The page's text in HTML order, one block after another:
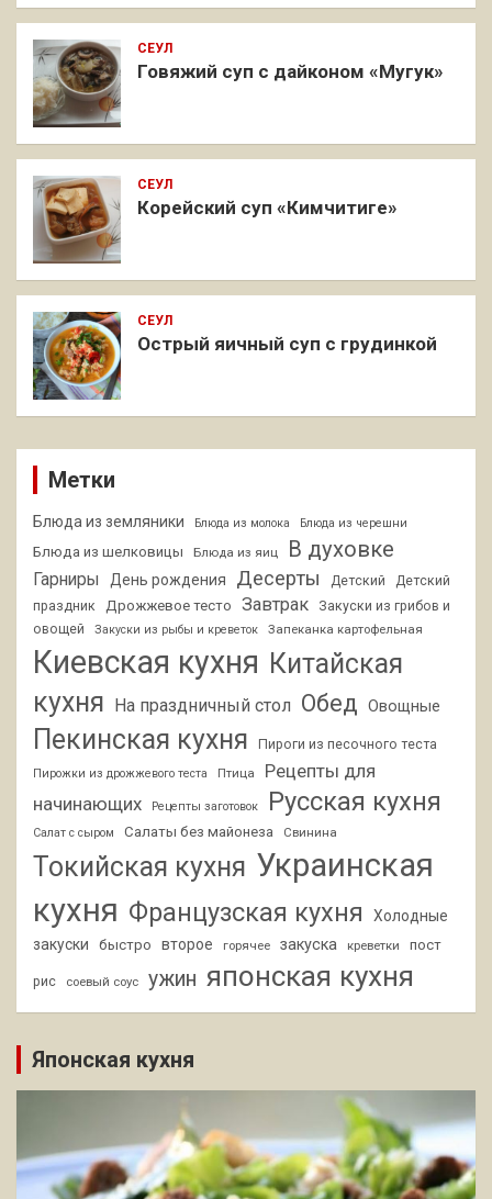
СЕУЛ
Говяжий суп с дайконом «Мугук»
СЕУЛ
Корейский суп «Кимчитиге»
СЕУЛ
Острый яичный суп с грудинкой
Метки
Блюда из земляники Блюда из молока Блюда из черешни
Блюда из шелковицы Блюда из яиц В духовке
Гарниры День рождения Десерты Детский
Детский
праздник
Дрожжевое тесто Завтрак
Закуски из грибов и
овощей
Закуски из рыбы и креветок Запеканка картофельная
Киевская кухня Китайская
кухня На праздничный стол Обед Овощные
Пекинская кухня Пироги из песочного теста
Пирожки из дрожжевого теста Птица
Рецепты для
начинающих
Рецепты заготовок Русская кухня
Салат с сыром Салаты без майонеза Свинина
Токийская кухня Украинская
кухня Французская кухня
Холодные
закуски
быстро второе горячее закуска креветки пост
рис соевый соус ужин японская кухня
Японская кухня